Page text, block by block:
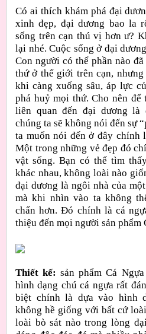
Có ai thích khám phá đại
xinh đẹp, đại dương bao la
sống trên cạn thú vị hơn ư?
lại nhé. Cuộc sống ở đại
Con người có thể phần nào
thứ ở thế giới trên cạn,
khi càng xuống sâu, áp lực
phá huỷ mọi thứ. Cho nên
liên quan đến đại dương là
chúng ta sẽ không nói đến sự
ta muốn nói đến ở đây chính
Một trong những vẻ đẹp đó
vật sống. Bạn có thể tìm
khác nhau, không loài nào
đại dương là ngôi nhà của
mà khi nhìn vào ta không
chấn hơn. Đó chính là cá
thiệu đến mọi người sản phẩm
Thiết kế:sản phẩm Cá
hình dạng chú cá ngựa rất
biệt chính là dựa vào hình
không hề giống với bất cứ
loài bò sát nào trong lòng